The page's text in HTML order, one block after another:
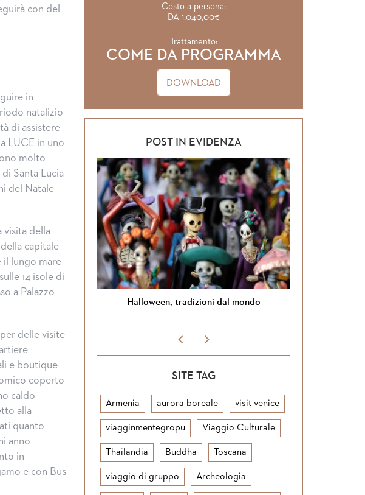
con del
in
natalizio
di assistere
LUCE in uno
molto
Santa Lucia
del Natale
visita della
capitale
il lungo mare
14 isole di
a Palazzo
delle visite
e boutique
coperto
caldo
alla
quanto
anno
in
e con Bus
Costo a persona:
DA 1.040,00€
Trattamento:
COME DA PROGRAMMA
DOWNLOAD
POST IN EVIDENZA
Halloween, tradizioni dal mondo
SITE TAG
Armenia aurora boreale visit venice
viagginmentegropu Viaggio Culturale
Thailandia Buddha Toscana
viaggio di gruppo Archeologia